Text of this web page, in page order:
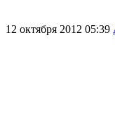
12 октября 2012 05:39